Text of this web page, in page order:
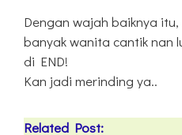
Dengan wajah baiknya
banyak wanita cantik nan
di END!
Kan jadi merinding ya..
Related Post: